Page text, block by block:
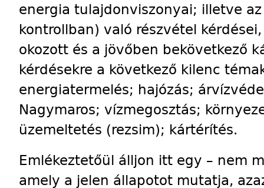
energia tulajdonviszonyai; illetve
kontrollban) való részvétel
okozott és a jövőben bekövetkező
kérdésekre a következő kilenc
energiatermelés; hajózás;
Nagymaros; vízmegosztás;
üzemeltetés (rezsim); kártérítés.
Emlékeztetőül álljon itt egy – nem
amely a jelen állapotot mutatja,